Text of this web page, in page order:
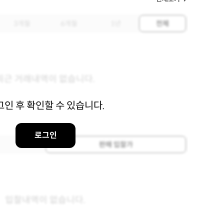
인 후 확인할 수 있습니다.
로그인
전체
판매 입찰가